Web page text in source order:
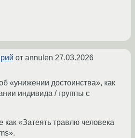
от annulen 27.03.2026
«унижении достоинства», как
индивида / группы с
как «Затеять травлю человека